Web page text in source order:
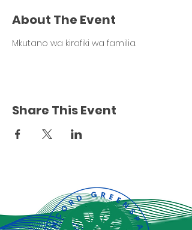
About The Event
Mkutano wa kirafiki wa familia.
Share This Event